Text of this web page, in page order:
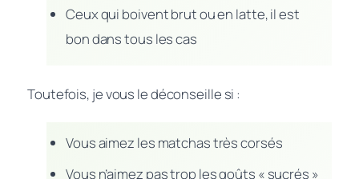
Ceux qui boivent brut ou en latte, il est
bon dans tous les cas
Toutefois, je vous le déconseille si :
Vous aimez les matchas très corsés
Vous n’aimez pas trop les goûts « sucrés »